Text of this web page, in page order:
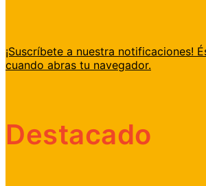
¡Suscríbete a nuestra notificaciones!
cuando abras tu navegador.
Destacado